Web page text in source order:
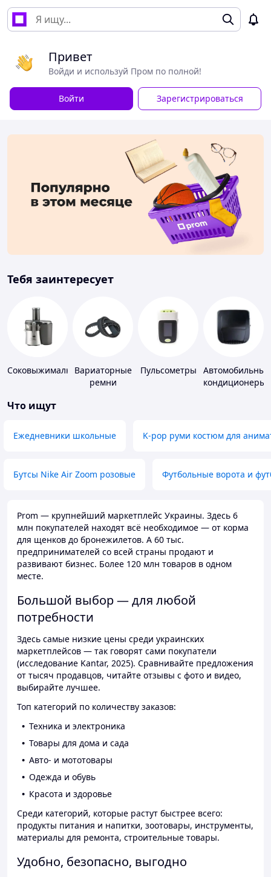
Привет
Войди и используй Пром по полной!
Войти Зарегистрироваться
Тебя заинтересует
СоковыжималкиВариаторные
ремни
Пульсометры
Автомобильные
кондиционеры
Что ищут
Ежедневники школьные K-pop руми костюм для
Бутсы Nike Air Zoom розовые Футбольные ворота и
Prom — крупнейший маркетплейс Украины. Здесь 6
млн покупателей находят всё необходимое — от корма
для щенков до бронежилетов. А 60 тыс.
предпринимателей со всей страны продают и
развивают бизнес. Более 120 млн товаров в одном
месте.
Большой выбор — для любой
потребности
Здесь самые низкие цены среди украинских
маркетплейсов — так говорят сами покупатели
(исследование Kantar, 2025). Сравнивайте предложения
от тысяч продавцов, читайте отзывы с фото и видео,
выбирайте лучшее.
Топ категорий по количеству заказов:
Техника и электроника
Товары для дома и сада
Авто- и мототовары
Одежда и обувь
Красота и здоровье
Среди категорий, которые растут быстрее всего:
продукты питания и напитки, зоотовары, инструменты,
материалы для ремонта, строительные товары.
Удобно, безопасно, выгодно